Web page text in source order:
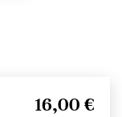
16,00 €